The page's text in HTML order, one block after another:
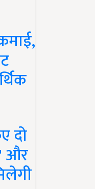
दो
और